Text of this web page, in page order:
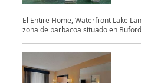
El Entire Home, Waterfront Lake
zona de barbacoa situado en